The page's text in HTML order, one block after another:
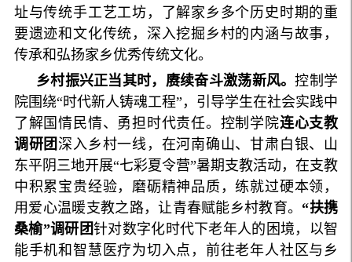
址与传统手工艺工坊，了解家乡多个历史时期的重
要遗迹和文化传统，深入挖掘乡村的内涵与故事，
传承和弘扬家乡优秀传统文化。
乡村振兴正当其时，赓续奋斗激荡新风。控制学
院围绕“时代新人铸魂工程”，引导学生在社会实践中
了解国情民情、勇担时代责任。控制学院连心支教
调研团 深入乡村一线，在河南确山、甘肃白银、山
东平阴三地开展“七彩夏令营”暑期支教活动，在支教
中积累宝贵经验，磨砺精神品质，练就过硬本领，
用爱心温暖支教之路，让青春赋能乡村教育。 “扶携
桑榆”调研团针对数字化时代下老年人的困境，以智
能手机和智慧医疗为切入点，前往老年人社区与乡